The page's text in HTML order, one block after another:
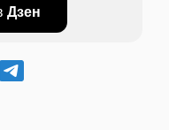
Дзен